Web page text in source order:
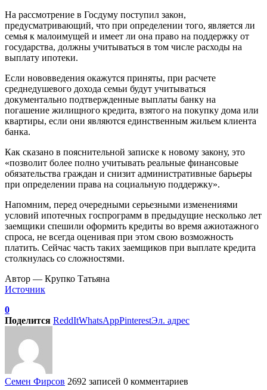
На рассмотрение в Госдуму поступил закон,
предусматривающий, что при определении того, является ли
семья к малоимущей и имеет ли она право на поддержку от
государства, должны учитываться в том числе расходы на
выплату ипотеки.
Если нововведения окажутся приняты, при расчете
среднедушевого дохода семьи будут учитываться
документально подтвержденные выплаты банку на
погашение жилищного кредита, взятого на покупку дома или
квартиры, если они являются единственным жильем клиента
банка.
Как сказано в пояснительной записке к новому закону, это
«позволит более полно учитывать реальные финансовые
обязательства граждан и снизит административные барьеры
при определении права на социальную поддержку».
Напомним, перед очередными серьезными изменениями
условий ипотечных госпрограмм в предыдущие несколько лет
заемщики спешили оформить кредиты во время ажиотажного
спроса, не всегда оценивая при этом свою возможность
платить. Сейчас часть таких заемщиков при выплате кредита
столкнулась со сложностями.
Автор — Крупко Татьяна
Источник
0
Поделится ReddItWhatsAppPinterestЭл. адрес
Семен Фирсов 2692 записей 0 комментариев